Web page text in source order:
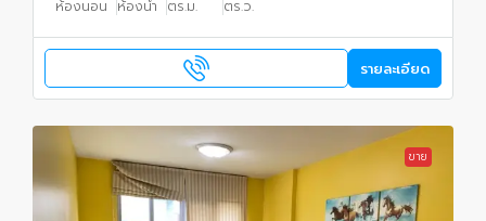
ห้องนอน ห้องน้ำ ตร.ม. ตร.ว.
รายละเอียด
ขาย